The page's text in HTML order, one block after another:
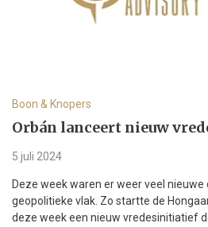
Boon & Knopers
Orbán lanceert nieuw
5 juli 2024
Deze week waren er weer veel
geopolitieke vlak. Zo startte de
deze week een nieuw vredesinitiatief